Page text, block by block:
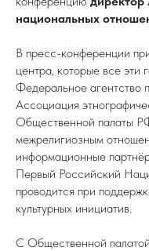
национальных
В пресс-конференции
центра, которые все эти
Федеральное агентство
Ассоциация
Общественной палаты
межрелигиозным
информационные
Первый Российский
проводится при
культурных инициатив.
С Общественной